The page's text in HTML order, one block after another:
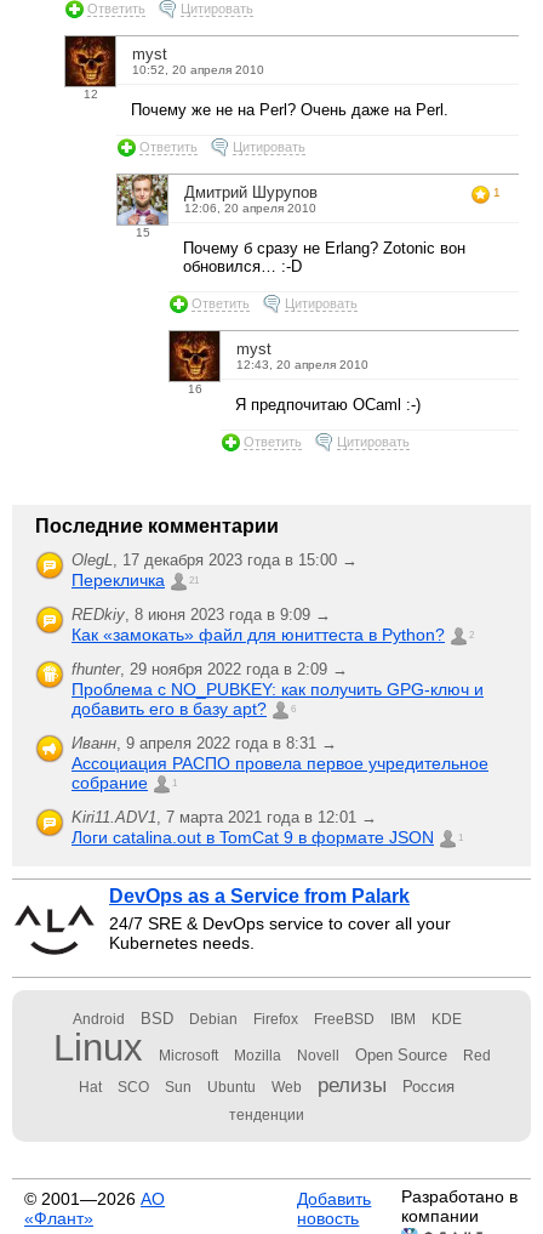
Ответить Цитировать
12
myst
10:52, 20 апреля 2010
Почему же не на Perl? Очень даже на Perl.
Ответить Цитировать
15
Дмитрий Шурупов
12:06, 20 апреля 2010
1
Почему б сразу не Erlang? Zotonic вон
обновился… :-D
Ответить Цитировать
16
myst
12:43, 20 апреля 2010
Я предпочитаю OCaml :-)
Ответить Цитировать
Последние комментарии
OlegL 17 декабря 2023 года в 15:00 →
Перекличка 21
REDkiy 8 июня 2023 года в 9:09 →
Как «замокать» файл для юниттеста в Python? 2
fhunter, 29 ноября 2022 года в 2:09 →
Проблема с NO_PUBKEY: как получить GPG-ключ и
добавить его в базу apt?
6
Иванн 9 апреля 2022 года в 8:31 →
Ассоциация РАСПО провела первое учредительное
собрание
1
Kiri11.ADV1 7 марта 2021 года в 12:01 →
Логи catalina.out в TomCat 9 в формате JSON 1
DevOps as a Service from Palark
24/7 SRE & DevOps service to cover all your
Kubernetes needs.
Android BSD Debian Firefox FreeBSD IBM KDE
Linux Microsoft Mozilla Novell Open Source Red
Hat SCO Sun Ubuntu Web релизы Россия
тенденции
© 2001—2026 АО
«Флант»
Добавить
новость
Разработано в
компании